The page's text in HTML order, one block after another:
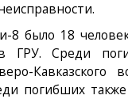
было 18
ГРУ. Среди
Кавказского
погибших